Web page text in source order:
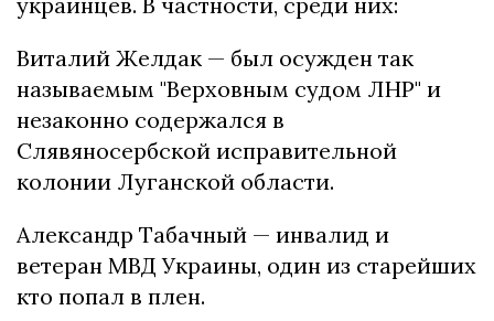
Виталий Желдак — был осужден так
называемым "Верховным судом ЛНР" и
незаконно содержался в
Слявяносербской исправительной
колонии Луганской области.
Александр Табачный — инвалид и
ветеран МВД Украины, один из старейших
кто попал в плен.